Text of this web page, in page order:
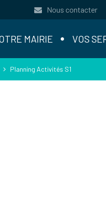
Nous contacter
MAIRIE VOS
Planning Activités S1